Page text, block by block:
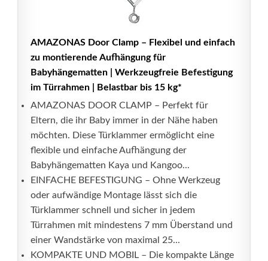
AMAZONAS Door Clamp – Flexibel und einfach
zu montierende Aufhängung für
Babyhängematten | Werkzeugfreie Befestigung
im Türrahmen | Belastbar bis 15 kg*
AMAZONAS DOOR CLAMP – Perfekt für
Eltern, die ihr Baby immer in der Nähe haben
möchten. Diese Türklammer ermöglicht eine
flexible und einfache Aufhängung der
Babyhängematten Kaya und Kangoo...
EINFACHE BEFESTIGUNG – Ohne Werkzeug
oder aufwändige Montage lässt sich die
Türklammer schnell und sicher in jedem
Türrahmen mit mindestens 7 mm Überstand und
einer Wandstärke von maximal 25...
KOMPAKTE UND MOBIL – Die kompakte Länge